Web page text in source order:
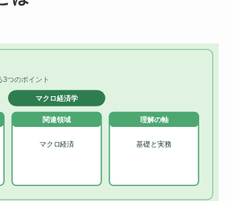
3つのポイント
マクロ経済学
関連領域
マクロ経済
理解の軸
基礎と実務